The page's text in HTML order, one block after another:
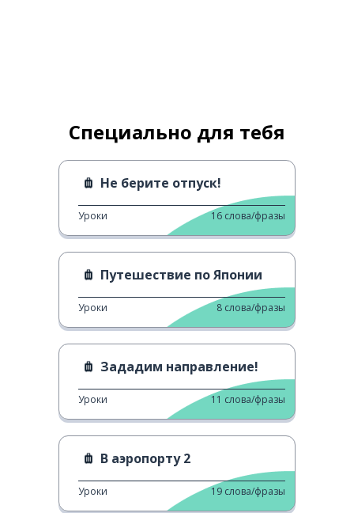
Специально для тебя
Не берите отпуск!
Уроки 16 слова/фразы
Путешествие по Японии
Уроки 8 слова/фразы
Зададим направление!
Уроки 11 слова/фразы
В аэропорту 2
Уроки 19 слова/фразы